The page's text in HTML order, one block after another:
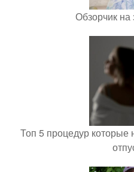
Обзорчик
Топ 5 процедур которые